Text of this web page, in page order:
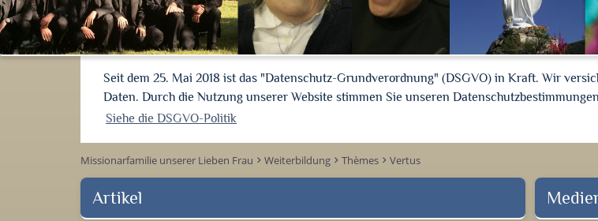
Seit dem 25. Mai 2018 ist das "Datenschutz-Grundverordnung" (DSGVO) in Kraft. Wir
Daten. Durch die Nutzung unserer Website stimmen Sie unseren
Siehe die DSGVO-Politik
Missionarfamilie unserer Lieben Frau keyboard_arrow_right Weiterbildung keyboard_arrow_right Thèmes keyboard_arrow_right Vertus
Artikel